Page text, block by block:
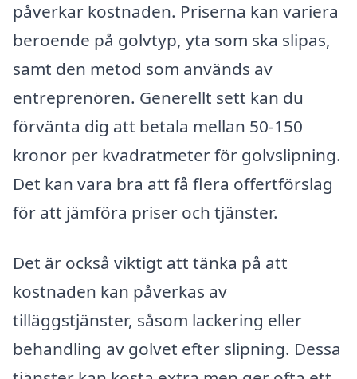
påverkar kostnaden. Priserna kan variera
beroende på golvtyp, yta som ska slipas,
samt den metod som används av
entreprenören. Generellt sett kan du
förvänta dig att betala mellan 50-150
kronor per kvadratmeter för golvslipning.
Det kan vara bra att få flera offertförslag
för att jämföra priser och tjänster.
Det är också viktigt att tänka på att
kostnaden kan påverkas av
tilläggstjänster, såsom lackering eller
behandling av golvet efter slipning. Dessa